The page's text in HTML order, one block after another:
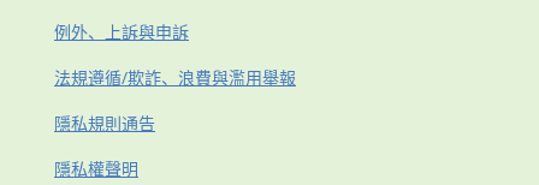
例外、上訴與申訴
法規遵循/欺詐、浪費與濫用舉報
隱私規則通告
隱私權聲明